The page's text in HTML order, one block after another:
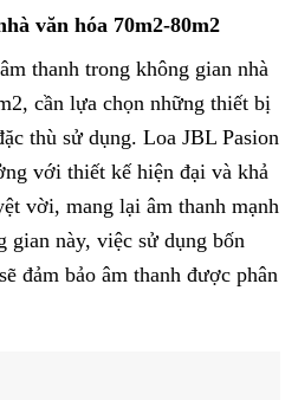
văn hóa 70m2-80m2
thanh trong không gian nhà
cần lựa chọn những thiết bị
thù sử dụng. Loa JBL Pasion
với thiết kế hiện đại và khả
vời, mang lại âm thanh mạnh
gian này, việc sử dụng bốn
đảm bảo âm thanh được phân